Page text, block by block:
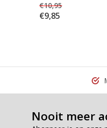
€10,95
€9,85
Nooit meer